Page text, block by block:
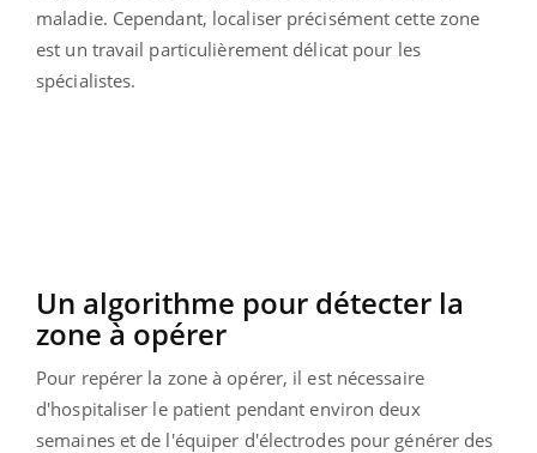
maladie. Cependant, localiser précisément cette zone
est un travail particulièrement délicat pour les
spécialistes.
Un algorithme pour détecter la
zone à opérer
Pour repérer la zone à opérer, il est nécessaire
d'hospitaliser le patient pendant environ deux
semaines et de l'équiper d'électrodes pour générer des